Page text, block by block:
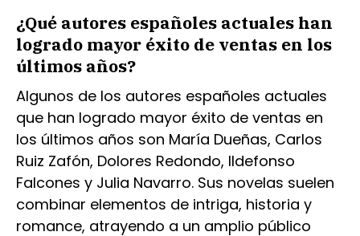
¿Qué autores españoles actuales han
logrado mayor éxito de ventas en los
últimos años?
Algunos de los autores españoles actuales
que han logrado mayor éxito de ventas en
los últimos años son María Dueñas, Carlos
Ruiz Zafón, Dolores Redondo, Ildefonso
Falcones y Julia Navarro. Sus novelas suelen
combinar elementos de intriga, historia y
romance, atrayendo a un amplio público